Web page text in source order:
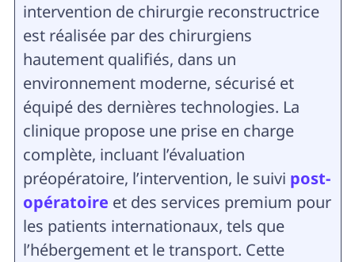
intervention de chirurgie reconstructrice
est réalisée par des chirurgiens
hautement qualifiés, dans un
environnement moderne, sécurisé et
équipé des dernières technologies. La
clinique propose une prise en charge
complète, incluant l’évaluation
préopératoire, l’intervention, le suivi post-
opératoire et des services premium pour
les patients internationaux, tels que
l’hébergement et le transport. Cette